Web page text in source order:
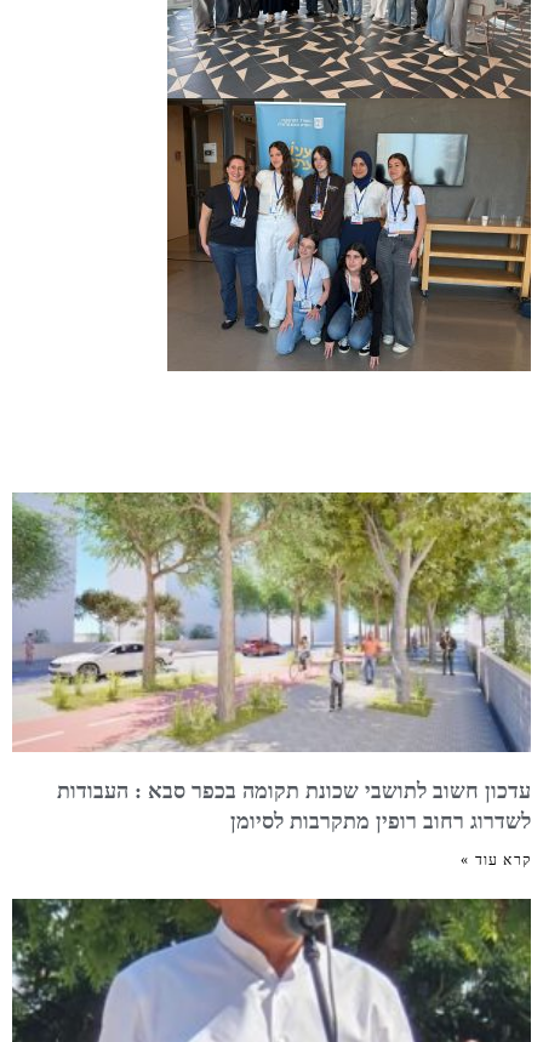
עדכון חשוב לתושבי שכונת תקומה בכפר סבא : העבודות
לשדרוג רחוב רופין מתקרבות לסיומן
קרא עוד »